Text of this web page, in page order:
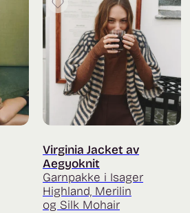
Virginia Jacket av
Aegyoknit
Garnpakke i Isager
Highland, Merilin
og Silk Mohair